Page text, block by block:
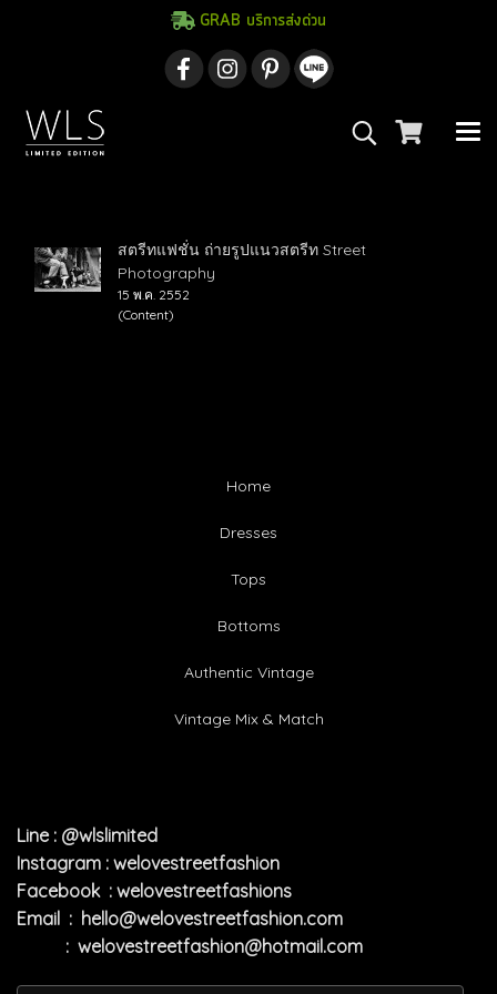
GRAB บริการส่งด่วน
สตรีทแฟชั่น ถ่ายรูปแนวสตรีท Street
Photography
15 พ.ค. 2552
(Content)
Home
Dresses
Tops
Bottoms
Authentic Vintage
Vintage Mix & Match
Line : @wlslimited
Instagram : welovestreetfashion
Facebook : welovestreetfashions
Email : hello@welovestreetfashion.com
: welovestreetfashion@hotmail.com